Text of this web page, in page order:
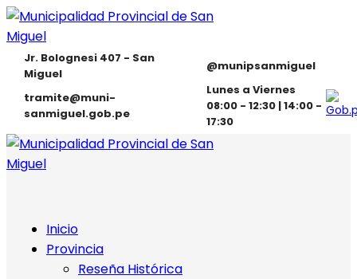
Jr. Bolognesi 407 - San
Miguel
@munipsanmiguel
tramite@muni-
sanmiguel.gob.pe
Lunes a Viernes
08:00 - 12:30 | 14:00 -
17:30
Inicio
Provincia
Reseña Histórica